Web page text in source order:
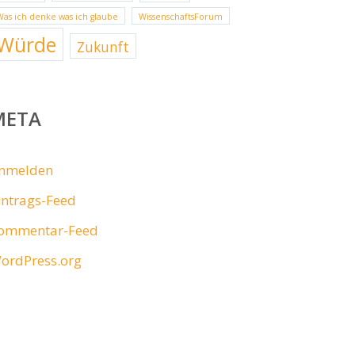
ich denke was ich glaube WissenschaftsForum
Zukunft
Feed
Feed